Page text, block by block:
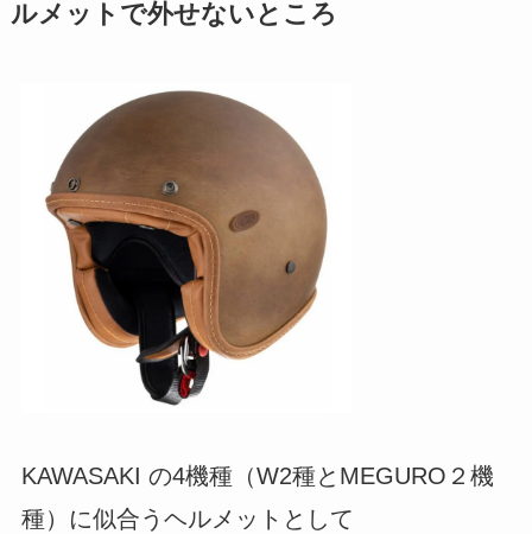
ルメットで外せないところ
KAWASAKI の4機種（W2種とMEGURO２機
種）に似合うヘルメットとして